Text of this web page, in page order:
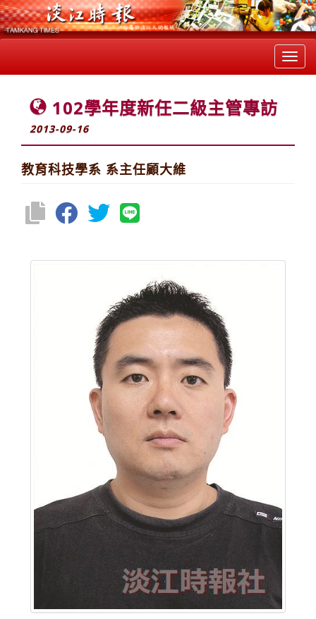
102學年度新任二級主管專訪
2013-09-16
教育科技學系 系主任顧大維